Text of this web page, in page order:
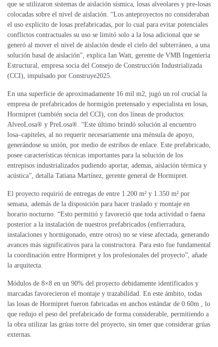
que se utilizaron sistemas de aislación sísmica, losas alveolares y pre-losas
colocadas sobre el nivel de aislación. “Los anteproyectos no consideraban
el uso explícito de losas prefabricadas, por lo cual para evitar potenciales
conflictos contractuales su uso se limitó solo a la losa adicional que se
generó al mover el nivel de aislación desde el cielo del subterráneo, a una
solución basal de aislación”, explica Ian Watt, gerente de VMB Ingeniería
Estructural, empresa socia del Consejo de Construcción Industrializada
(CCI), impulsado por Construye2025.
En una superficie de aproximadamente 16 mil m2, jugó un rol crucial la
empresa de prefabricados de hormigón pretensado y especialista en losas,
Hormipret (también socia del CCI), con dos líneas de productos:
AlveoLosa® y PreLosa®. “Este último brindó solución al encuentro
losa–capiteles, al no requerir necesariamente una ménsula de apoyo,
generándose su unión, por medio de estribos de enlace. Este prefabricado,
posee características técnicas importantes para la solución de los
entrepisos industrializados pudiendo aportar, ademas, aislación térmica y
acústica”, detalla Tatiana Martínez, gerente general de Hormipret.
El proyecto requirió de entregas de entre 1.200 m² y 1.350 m² por
semana, además de la disposición para hacer traslado y montaje en
horario nocturno. “Esto permitió y favoreció que toda actividad o faena
posterior a la instalación de nuestros prefabricados (enfierradura,
instalaciones y hormigonado, entre otros) no se viese afectada, generando
avances más significativos para la constructora. Para esto fue fundamental
la coordinación entre Hormipret y los profesionales del proyecto”, añade
la arquitecta.
Módulos de 8×8 en un 90% del proyecto debidamente identificados y
marcadas favorecieron el montaje y trazabilidad. En este ámbito, todas
las losas de Hormipret fueron fabricadas en anchos estándar de 0.60m , lo
que redujo el peso del prefabricado de forma considerable, permitiendo a
la obra utilizar las grúas torre del proyecto, sin tener que considerar grúas
externas.